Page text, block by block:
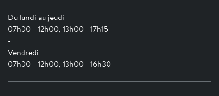
Du lundi au jeudi
07h00 - 12h00, 13h00 - 17h15
-
Vendredi
07h00 - 12h00, 13h00 - 16h30